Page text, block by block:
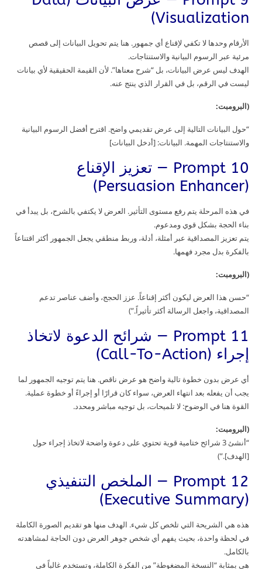
Visualization)
الأرقام وحدها لا تكفي لإقناع أي جمهور. هنا يتم تحويل البيانات إلى قصص
مرئية عبر الرسوم البيانية والاستنتاجات.
الهدف ليس عرض البيانات، بل “شرح معناها”. لأن القيمة الحقيقية لأي بيانات
ليست في الرقم، بل في القرار الذي ينتج عنه.
(البرومبت:
“حول البيانات التالية إلى عرض تقديمي واضح. اقترح أفضل الرسوم البيانية
والاستنتاجات المهمة. البيانات: [أدخل البيانات]
Prompt 10 — تعزيز الإقناع
(Persuasion Enhancer)
في هذه المرحلة يتم رفع مستوى التأثير. العرض لا يكتفي بالشرح، بل يبدأ في
بناء الحجة بشكل قوي ومدعوم.
يتم تعزيز المصداقية عبر أمثلة، أدلة، وربط منطقي يجعل الجمهور أكثر اقتناعاً
بالفكرة بدل مجرد فهمها.
(البرومبت:
“حسن هذا العرض ليكون أكثر إقناعاً. عزز الحجج، وأضف عناصر تدعم
المصداقية، واجعل الرسالة أكثر تأثيراً.”)
Prompt 11 — شرائح الدعوة لاتخاذ
إجراء (Call-To-Action)
أي عرض بدون خطوة تالية واضح هو عرض ناقص. هنا يتم توجيه الجمهور لما
يجب أن يفعله بعد انتهاء العرض، سواء كان قرارًا أو إجراءً أو خطوة عملية.
القوة هنا في الوضوح: لا تلميحات، بل توجيه مباشر ومحدد.
(البرومبت:
“أنشئ 3 شرائح ختامية قوية تحتوي على دعوة واضحة لاتخاذ إجراء حول
[الهدف].”)
Prompt 12 — الملخص التنفيذي
(Executive Summary)
هذه هي الشريحة التي تلخص كل شيء. الهدف منها هو تقديم الصورة الكاملة
في لحظة واحدة، بحيث يفهم أي شخص جوهر العرض دون الحاجة لمشاهدته
بالكامل.
هي بمثابة “النسخة المضغوطة” من الفكرة الكاملة، وتستخدم غالباً في